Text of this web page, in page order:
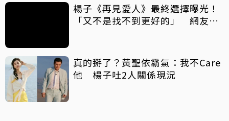
楊子《再見愛人》最終選擇曝光！
「又不是找不到更好的」 網友罵
真的掰了？黃聖依霸氣：我不Care
他 楊子吐2人關係現況